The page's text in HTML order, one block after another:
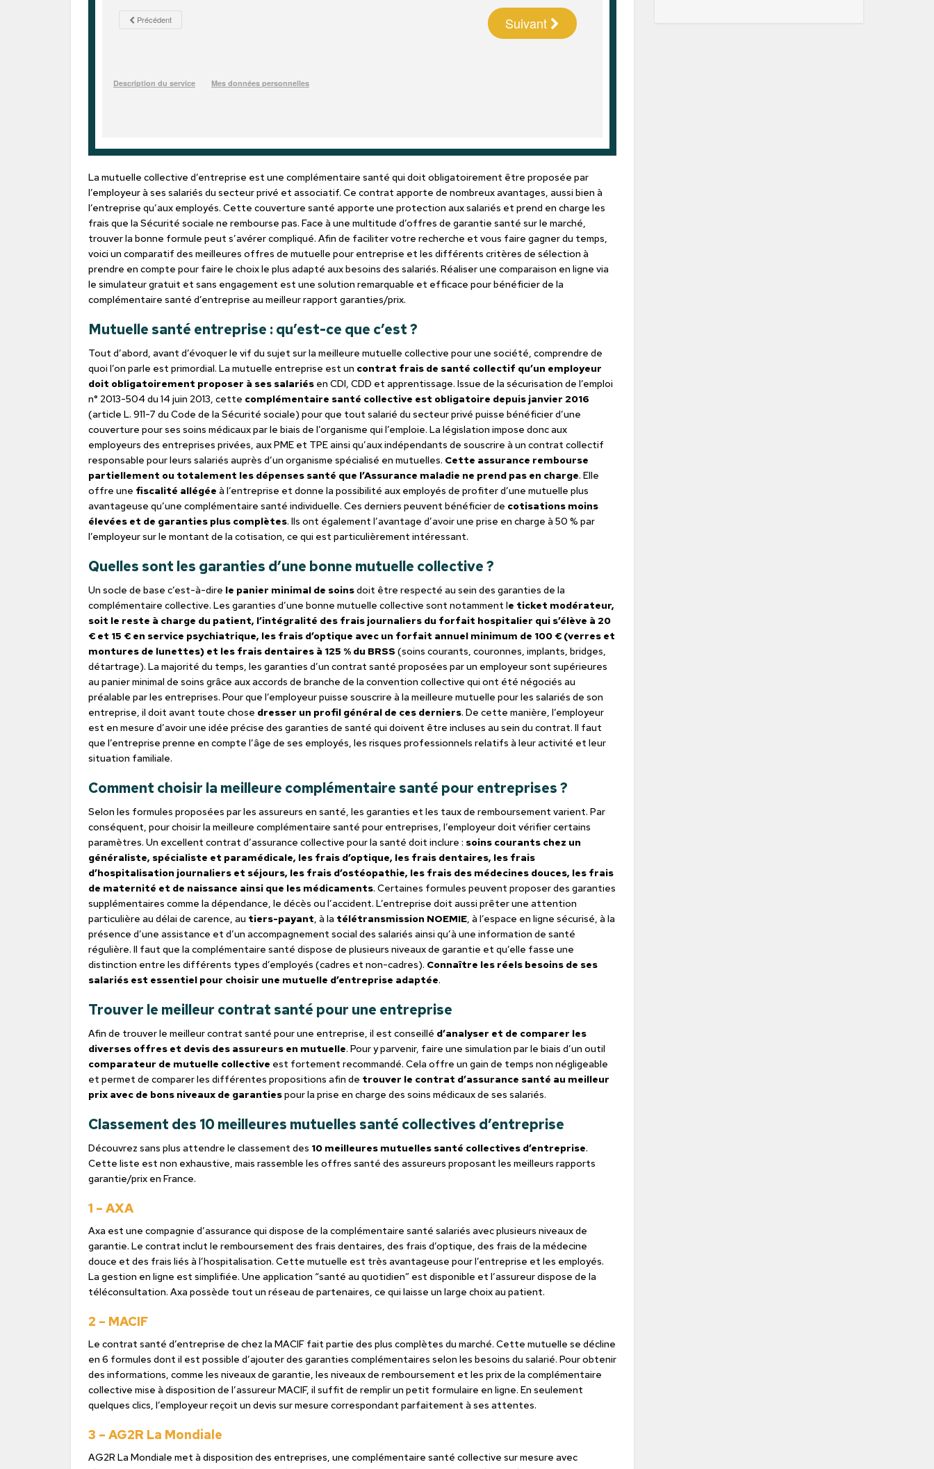
La mutuelle collective d’entreprise est une complémentaire santé qui doit obligatoirement être proposée par
l’employeur à ses salariés du secteur privé et associatif. Ce contrat apporte de nombreux avantages, aussi bien à
l’entreprise qu’aux employés. Cette couverture santé apporte une protection aux salariés et prend en charge les
frais que la Sécurité sociale ne rembourse pas. Face à une multitude d’offres de garantie santé sur le marché,
trouver la bonne formule peut s’avérer compliqué. Afin de faciliter votre recherche et vous faire gagner du temps,
voici un comparatif des meilleures offres de mutuelle pour entreprise et les différents critères de sélection à
prendre en compte pour faire le choix le plus adapté aux besoins des salariés. Réaliser une comparaison en ligne via
le simulateur gratuit et sans engagement est une solution remarquable et efficace pour bénéficier de la
complémentaire santé d’entreprise au meilleur rapport garanties/prix.
Mutuelle santé entreprise : qu’est-ce que c’est ?
Tout d’abord, avant d’évoquer le vif du sujet sur la meilleure mutuelle collective pour une société, comprendre de
quoi l’on parle est primordial. La mutuelle entreprise est un contrat frais de santé collectif qu’un employeur
doit obligatoirement proposer à ses salariés en CDI, CDD et apprentissage. Issue de la sécurisation de l’emploi
n° 2013-504 du 14 juin 2013, cette complémentaire santé collective est obligatoire depuis janvier 2016
(article L. 911-7 du Code de la Sécurité sociale) pour que tout salarié du secteur privé puisse bénéficier d’une
couverture pour ses soins médicaux par le biais de l’organisme qui l’emploie. La législation impose donc aux
employeurs des entreprises privées, aux PME et TPE ainsi qu’aux indépendants de souscrire à un contrat collectif
responsable pour leurs salariés auprès d’un organisme spécialisé en mutuelles. Cette assurance rembourse
partiellement ou totalement les dépenses santé que l’Assurance maladie ne prend pas en charge. Elle
offre une fiscalité allégée à l’entreprise et donne la possibilité aux employés de profiter d’une mutuelle plus
avantageuse qu’une complémentaire santé individuelle. Ces derniers peuvent bénéficier de cotisations moins
élevées et de garanties plus complètes. Ils ont également l’avantage d’avoir une prise en charge à 50 % par
l’employeur sur le montant de la cotisation, ce qui est particulièrement intéressant.
Quelles sont les garanties d’une bonne mutuelle collective ?
Un socle de base c’est-à-dire le panier minimal de soinsdoit être respecté au sein des garanties de la
complémentaire collective. Les garanties d’une bonne mutuelle collective sont notamment le ticket modérateur,
soit le reste à charge du patient, l’intégralité des frais journaliers du forfait hospitalier qui s’élève à 20
€ et 15 € en service psychiatrique, les frais d’optique avec un forfait annuel minimum de 100 € (verres et
montures de lunettes) et les frais dentaires à 125 % du BRSS (soins courants, couronnes, implants, bridges,
détartrage). La majorité du temps, les garanties d’un contrat santé proposées par un employeur sont supérieures
au panier minimal de soins grâce aux accords de branche de la convention collective qui ont été négociés au
préalable par les entreprises. Pour que l’employeur puisse souscrire à la meilleure mutuelle pour les salariés de son
entreprise, il doit avant toute chose dresser un profil général de ces derniers. De cette manière, l’employeur
est en mesure d’avoir une idée précise des garanties de santé qui doivent être incluses au sein du contrat. Il faut
que l’entreprise prenne en compte l’âge de ses employés, les risques professionnels relatifs à leur activité et leur
situation familiale.
Comment choisir la meilleure complémentaire santé pour entreprises ?
Selon les formules proposées par les assureurs en santé, les garanties et les taux de remboursement varient. Par
conséquent, pour choisir la meilleure complémentaire santé pour entreprises, l’employeur doit vérifier certains
paramètres. Un excellent contrat d’assurance collective pour la santé doit inclure : soins courants chez un
généraliste, spécialiste et paramédicale, les frais d’optique, les frais dentaires, les frais
d’hospitalisation journaliers et séjours, les frais d’ostéopathie, les frais des médecines douces, les frais
de maternité et de naissance ainsi que les médicaments. Certaines formules peuvent proposer des garanties
supplémentaires comme la dépendance, le décès ou l’accident. L’entreprise doit aussi prêter une attention
particulière au délai de carence, au tiers-payant, à la télétransmission NOEMIE, à l’espace en ligne sécurisé, à la
présence d’une assistance et d’un accompagnement social des salariés ainsi qu’à une information de santé
régulière. Il faut que la complémentaire santé dispose de plusieurs niveaux de garantie et qu’elle fasse une
distinction entre les différents types d’employés (cadres et non-cadres). Connaître les réels besoins de ses
salariés est essentiel pour choisir une mutuelle d’entreprise adaptée.
Trouver le meilleur contrat santé pour une entreprise
Afin de trouver le meilleur contrat santé pour une entreprise, il est conseillé d’analyser et de comparer les
diverses offres et devis des assureurs en mutuelle. Pour y parvenir, faire une simulation par le biais d’un outil
comparateur de mutuelle collective est fortement recommandé. Cela offre un gain de temps non négligeable
et permet de comparer les différentes propositions afin de trouver le contrat d’assurance santé au meilleur
prix avec de bons niveaux de garantiespour la prise en charge des soins médicaux de ses salariés.
Classement des 10 meilleures mutuelles santé collectives d’entreprise
Découvrez sans plus attendre le classement des 10 meilleures mutuelles santé collectives d’entreprise.
Cette liste est non exhaustive, mais rassemble les offres santé des assureurs proposant les meilleurs rapports
garantie/prix en France.
1 – AXA
Axa est une compagnie d’assurance qui dispose de la complémentaire santé salariés avec plusieurs niveaux de
garantie. Le contrat inclut le remboursement des frais dentaires, des frais d’optique, des frais de la médecine
douce et des frais liés à l’hospitalisation. Cette mutuelle est très avantageuse pour l’entreprise et les employés.
La gestion en ligne est simplifiée. Une application “santé au quotidien” est disponible et l’assureur dispose de la
téléconsultation. Axa possède tout un réseau de partenaires, ce qui laisse un large choix au patient.
2 – MACIF
Le contrat santé d’entreprise de chez la MACIF fait partie des plus complètes du marché. Cette mutuelle se décline
en 6 formules dont il est possible d’ajouter des garanties complémentaires selon les besoins du salarié. Pour obtenir
des informations, comme les niveaux de garantie, les niveaux de remboursement et les prix de la complémentaire
collective mise à disposition de l’assureur MACIF, il suffit de remplir un petit formulaire en ligne. En seulement
quelques clics, l’employeur reçoit un devis sur mesure correspondant parfaitement à ses attentes.
3 – AG2R La Mondiale
AG2R La Mondiale met à disposition des entreprises, une complémentaire santé collective sur mesure avec